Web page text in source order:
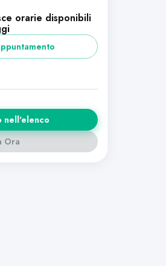
orarie disponibili
nell'elenco
Ora